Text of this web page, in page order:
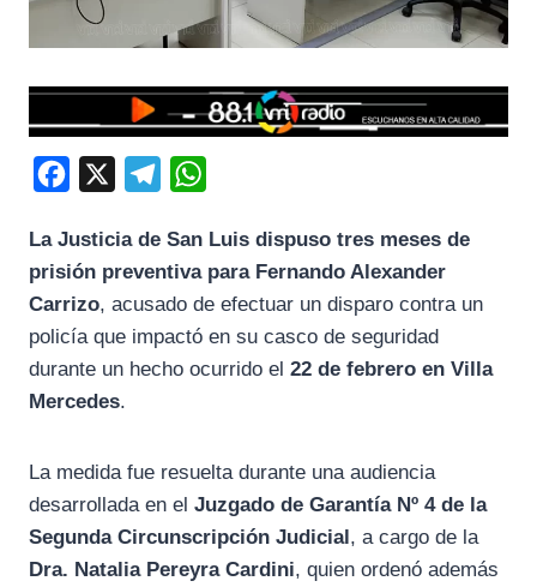
c
e
b
e
g
a
t
s
La Justicia de San Luis dispuso tres meses de
prisión preventiva para Fernando Alexander
Carrizo, acusado de efectuar un disparo contra un
policía que impactó en su casco de seguridad
durante un hecho ocurrido el 22 de febrero en Villa
Mercedes.
La medida fue resuelta durante una audiencia
desarrollada en el Juzgado de Garantía Nº 4 de la
Segunda Circunscripción Judicial, a cargo de la
Dra. Natalia Pereyra Cardini, quien ordenó además